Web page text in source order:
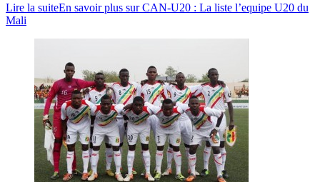
Lire la suiteEn savoir plus sur CAN-U20 : La liste l’equipe U20 du
Mali